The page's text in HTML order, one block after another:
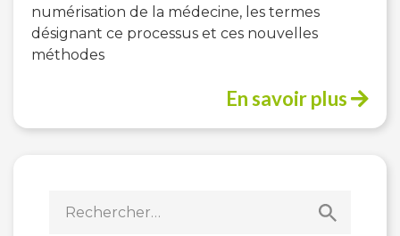
numérisation de la médecine, les termes
désignant ce processus et ces nouvelles
méthodes
En savoir plus